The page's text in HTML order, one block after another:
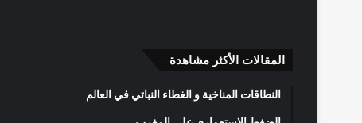
المقالات الأكثر مشاهدة
النطاقات المناخية و الغطاء النباتي في العالم